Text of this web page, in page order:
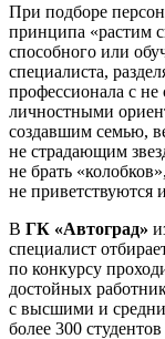
При подборе
принципа «растим
способного или
специалиста,
профессионала с
личностными
создавшим семью,
не страдающим
не брать
не приветствуются
В ГК «Автоград»
специалист
по конкурсу
достойных
с высшими и
более 300